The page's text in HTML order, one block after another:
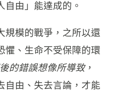
自由」能達成的。
規模的戰爭，之所以還
懼、生命不受保障的環
的錯誤想像所導致，
自由、失去言論，才能